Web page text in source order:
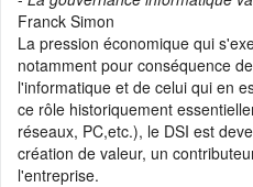
💼 Offre d'emploi :
Data Engineer
💼 Offre d'emploi :Research
(application deadline ...
💼 Offre d'emploi :Head of IT
Section
💼 Offre d'emploi : Développeur
Franck Simon
La pression économique qui
notamment pour conséquence
l'informatique et de celui qui en
ce rôle historiquement
réseaux, PC,etc.), le DSI est
création de valeur, un
l'entreprise.